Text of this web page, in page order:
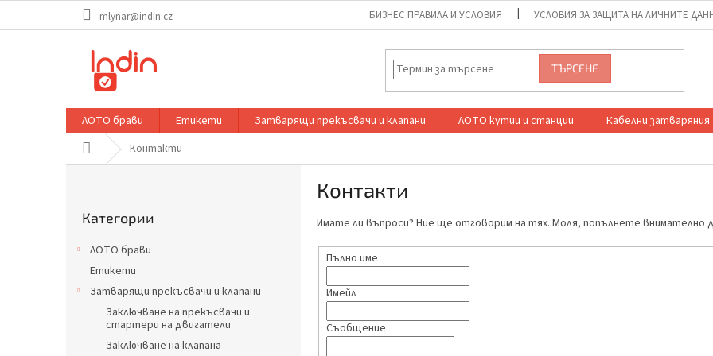
mlynar@indin.cz БИЗНЕС ПРАВИЛА И УСЛОВИЯ УСЛОВИЯ ЗА ЗАЩИТА НА ЛИЧНИТЕ
ТЪРСЕНЕ
ЛОТО брави Етикети Затварящи прекъсвачи и клапани ЛОТО кутии и станции Кабелни затваряния
НачалоКонтакти
на
Категории
ЛОТО брави
Етикети
Затварящи прекъсвачи и клапани
Заключване на прекъсвачи и
стартери на двигатели
Заключване на клапана
Контакти
Имате ли въпроси? Ние ще отговорим на тях. Моля, попълнете внимателно
Пълно име
Имейл
Съобщение